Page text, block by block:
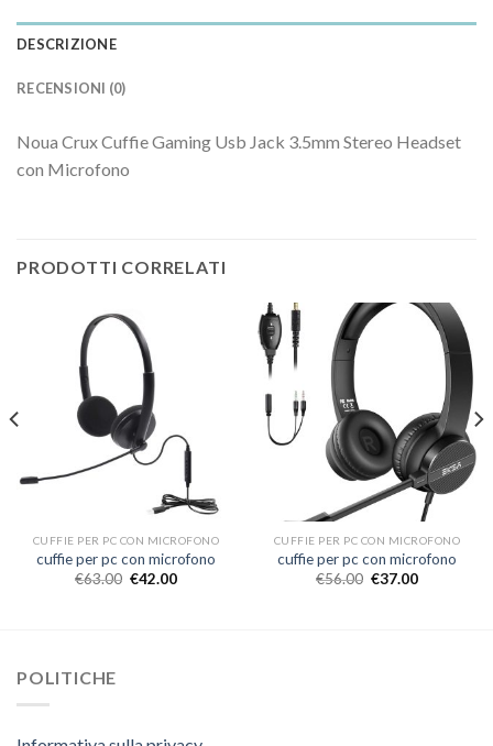
DESCRIZIONE
RECENSIONI (0)
Noua Crux Cuffie Gaming Usb Jack 3.5mm Stereo Headset
con Microfono
PRODOTTI CORRELATI
CUFFIE PER PC CON MICROFONO
cuffie per pc con microfono
€63.00 €42.00
CUFFIE PER PC CON MICROFONO
cuffie per pc con microfono
€56.00 €37.00
POLITICHE